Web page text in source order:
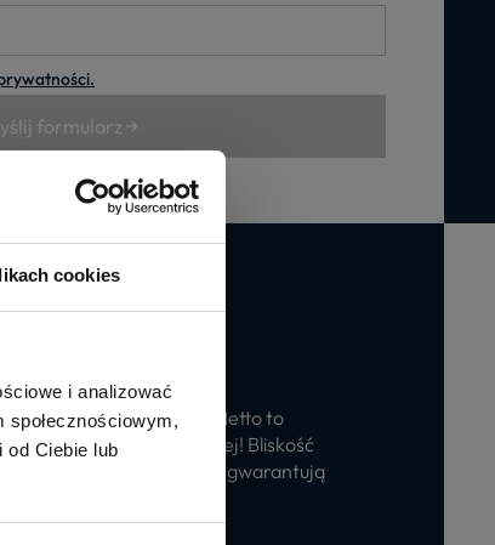
cookies
i analizować
od Ciebie lub
formularz
terenie parkingu sklepu Netto to
myjni samochodowej! Bliskość
ciągły ruch klientów, gwarantują